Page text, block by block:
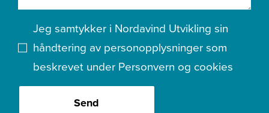
Jeg samtykker i Nordavind Utvikling sin
håndtering av personopplysninger som
beskrevet under Personvern og cookies
Send